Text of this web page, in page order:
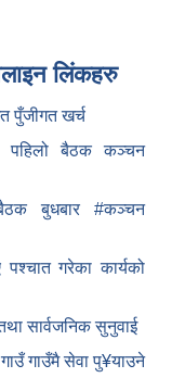
लिंकहरु
पुँजीगत खर्च
पहिलो बैठक कञ्चन
बुधबार #कञ्चन
गरेका कार्यको
सार्वजनिक सुनुवाई
गाउँमै सेवा पु¥याउने